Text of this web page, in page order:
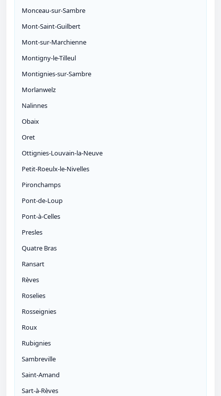
Monceau-sur-Sambre
Mont-Saint-Guilbert
Mont-sur-Marchienne
Montigny-le-Tilleul
Montignies-sur-Sambre
Morlanwelz
Nalinnes
Obaix
Oret
Ottignies-Louvain-la-Neuve
Petit-Roeulx-le-Nivelles
Pironchamps
Pont-de-Loup
Pont-à-Celles
Presles
Quatre Bras
Ransart
Rèves
Roselies
Rosseignies
Roux
Rubignies
Sambreville
Saint-Amand
Sart-à-Rèves